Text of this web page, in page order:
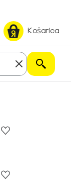
Košarica